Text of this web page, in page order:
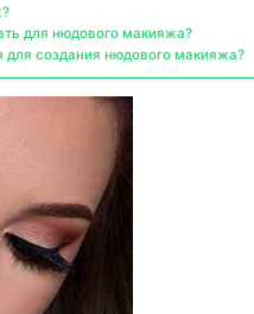
для нюдового макияжа?
для создания нюдового макияжа?